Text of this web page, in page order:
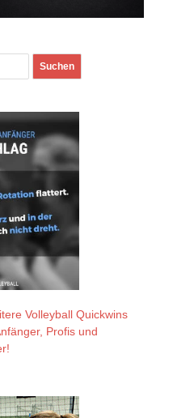
Volleyball Quickwins
Profis und